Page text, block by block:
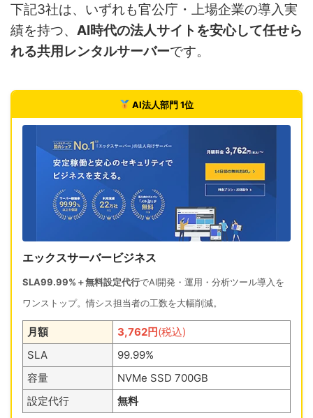
下記3社は、いずれも官公庁・上場企業の導入実
績を持つ、 AI時代の法人サイトを安心して任せら
れる共用レンタルサーバーです。
AI法人部門 1位
エックスサーバービジネス
SLA99.99%＋無料設定代行でAI開発・運用・分析ツール導入を
ワンストップ。情シス担当者の工数を大幅削減。
月額 3,762円(税込)
SLA
99.99%
容量
NVMe SSD 700GB
設定代行
無料